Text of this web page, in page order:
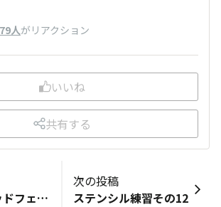
人がリアクション
いいね
共有する
ガーデンウッドフェンスfinal-Ver.
次の投稿
ステンシル練習その12